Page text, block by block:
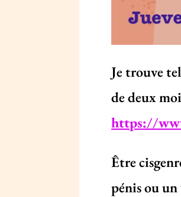
Je trouve
de deux
https://
Être
pénis ou